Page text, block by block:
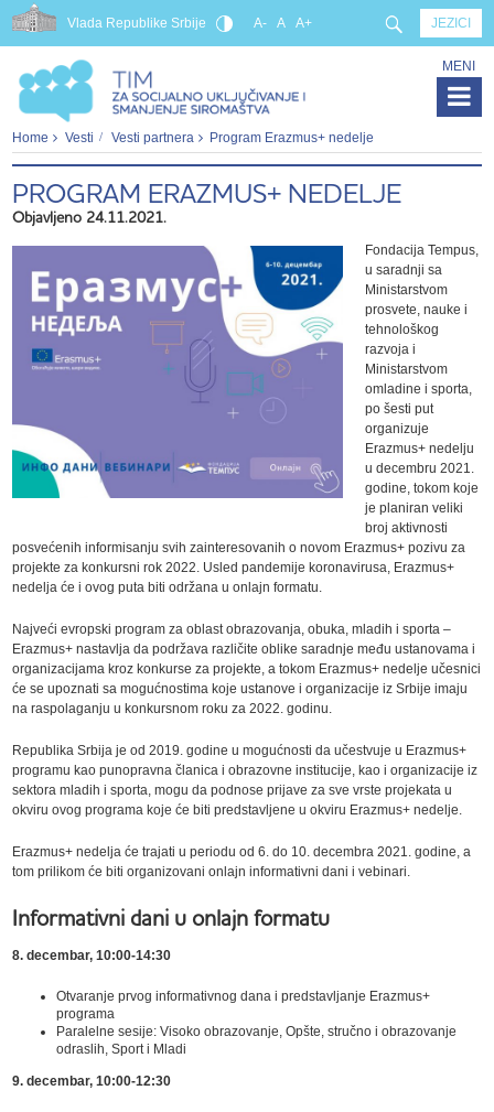
Vlada Republike Srbije JEZICI
A- A A+
MENI
Home Vesti Vesti partnera Program Erazmus+ nedelje
PROGRAM ERAZMUS+ NEDELJE
Objavljeno 24.11.2021.
Fondacija Tempus,
u saradnji sa
Ministarstvom
prosvete, nauke i
tehnološkog
razvoja i
Ministarstvom
omladine i sporta,
po šesti put
organizuje
Erazmus+ nedelju
u decembru 2021.
godine, tokom koje
je planiran veliki
broj aktivnosti
posvećenih informisanju svih zainteresovanih o novom Erazmus+ pozivu za
projekte za konkursni rok 2022. Usled pandemije koronavirusa, Erazmus+
nedelja će i ovog puta biti održana u onlajn formatu.
Najveći evropski program za oblast obrazovanja, obuka, mladih i sporta –
Erazmus+ nastavlja da podržava različite oblike saradnje među ustanovama i
organizacijama kroz konkurse za projekte, a tokom Erazmus+ nedelje učesnici
će se upoznati sa mogućnostima koje ustanove i organizacije iz Srbije imaju
na raspolaganju u konkursnom roku za 2022. godinu.
Republika Srbija je od 2019. godine u mogućnosti da učestvuje u Erazmus+
programu kao punopravna članica i obrazovne institucije, kao i organizacije iz
sektora mladih i sporta, mogu da podnose prijave za sve vrste projekata u
okviru ovog programa koje će biti predstavljene u okviru Erazmus+ nedelje.
Erazmus+ nedelja će trajati u periodu od 6. do 10. decembra 2021. godine, a
tom prilikom će biti organizovani onlajn informativni dani i vebinari.
Informativni dani u onlajn formatu
8. decembar, 10:00-14:30
Otvaranje prvog informativnog dana i predstavljanje Erazmus+
programa
Paralelne sesije: Visoko obrazovanje, Opšte, stručno i obrazovanje
odraslih, Sport i Mladi
9. decembar, 10:00-12:30